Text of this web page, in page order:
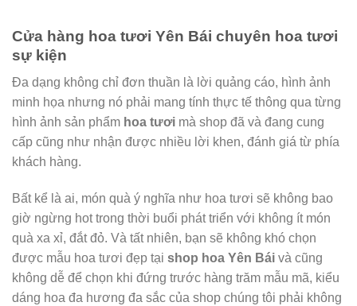
Cửa hàng hoa tươi Yên Bái chuyên hoa tươi
sự kiện
Đa dạng không chỉ đơn thuần là lời quảng cáo, hình ảnh
minh họa nhưng nó phải mang tính thực tế thông qua từng
hình ảnh sản phẩm hoa tươi mà shop đã và đang cung
cấp cũng như nhận được nhiều lời khen, đánh giá từ phía
khách hàng.
Bất kể là ai, món quà ý nghĩa như hoa tươi sẽ không bao
giờ ngừng hot trong thời buổi phát triển với không ít món
quà xa xỉ, đắt đỏ. Và tất nhiên, bạn sẽ không khó chọn
được mẫu hoa tươi đẹp tại shop hoa Yên Bái và cũng
không dễ để chọn khi đứng trước hàng trăm mẫu mã, kiểu
dáng hoa đa hương đa sắc của shop chúng tôi phải không